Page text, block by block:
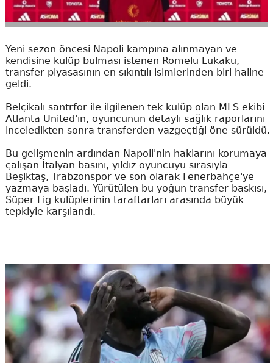
Yeni sezon öncesi Napoli kampına alınmayan ve
kendisine kulüp bulması istenen Romelu Lukaku,
transfer piyasasının en sıkıntılı isimlerinden biri haline
geldi.
Belçikalı santrfor ile ilgilenen tek kulüp olan MLS ekibi
Atlanta United'ın, oyuncunun detaylı sağlık raporlarını
inceledikten sonra transferden vazgeçtiği öne sürüldü.
Bu gelişmenin ardından Napoli'nin haklarını korumaya
çalışan İtalyan basını, yıldız oyuncuyu sırasıyla
Beşiktaş, Trabzonspor ve son olarak Fenerbahçe'ye
yazmaya başladı. Yürütülen bu yoğun transfer baskısı,
Süper Lig kulüplerinin taraftarları arasında büyük
tepkiyle karşılandı.